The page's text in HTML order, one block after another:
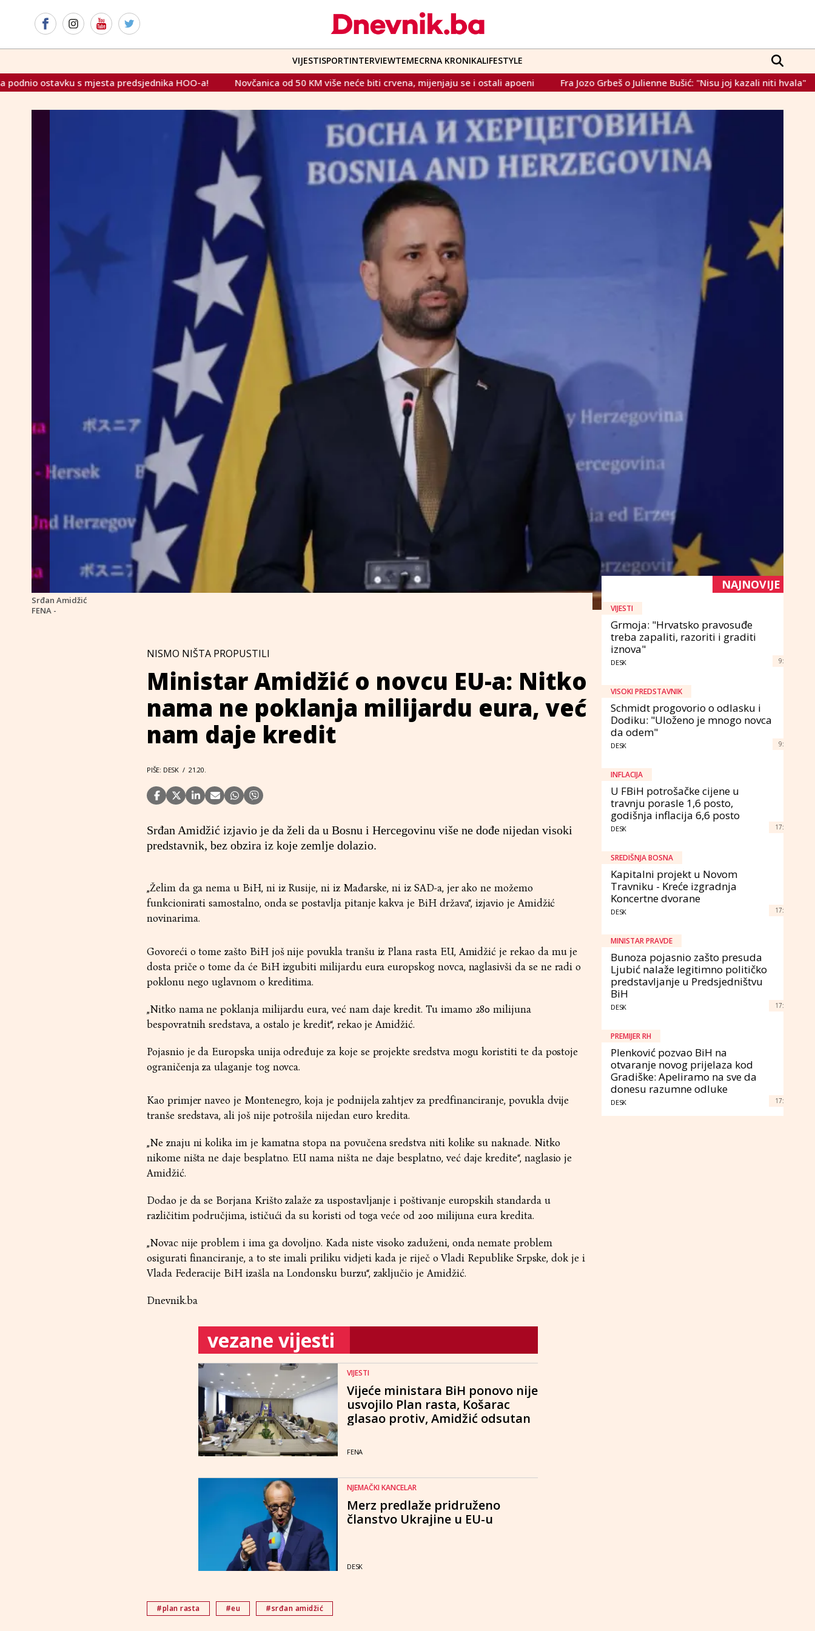
VIJESTISPORTINTERVIEWTEMECRNA KRONIKALIFESTYLE
predsjednika HOO-a! Novčanica od 50 KM više neće biti crvena, mijenjaju se i ostali apoeni Fra Jozo Grbeš o Julienne Bušić: "Nisu joj kazali niti hvala" Čelnici
Srđan Amidžić
FENA -
NISMO NIŠTA PROPUSTILI
Ministar Amidžić o novcu EU-a: Nitko
nama ne poklanja milijardu eura, već
nam daje kredit
PIŠE: DESK / 21.20.
Srđan Amidžić izjavio je da želi da u Bosnu i Hercegovinu više ne dođe nijedan visoki
predstavnik, bez obzira iz koje zemlje dolazio.
„Želim da ga nema u BiH, ni iz Rusije, ni iz Mađarske, ni iz SAD-a, jer ako ne možemo
funkcionirati samostalno, onda se postavlja pitanje kakva je BiH država“, izjavio je Amidžić
novinarima.
Govoreći o tome zašto BiH još nije povukla tranšu iz Plana rasta EU, Amidžić je rekao da mu je
dosta priče o tome da će BiH izgubiti milijardu eura europskog novca, naglasivši da se ne radi o
poklonu nego uglavnom o kreditima.
„Nitko nama ne poklanja milijardu eura, već nam daje kredit. Tu imamo 280 milijuna
bespovratnih sredstava, a ostalo je kredit“, rekao je Amidžić.
Pojasnio je da Europska unija određuje za koje se projekte sredstva mogu koristiti te da postoje
ograničenja za ulaganje tog novca.
Kao primjer naveo je Montenegro, koja je podnijela zahtjev za predfinanciranje, povukla dvije
tranše sredstava, ali još nije potrošila nijedan euro kredita.
„Ne znaju ni kolika im je kamatna stopa na povučena sredstva niti kolike su naknade. Nitko
nikome ništa ne daje besplatno. EU nama ništa ne daje besplatno, već daje kredite“, naglasio je
Amidžić.
Dodao je da se Borjana Krišto zalaže za uspostavljanje i poštivanje europskih standarda u
različitim područjima, ističući da su koristi od toga veće od 200 milijuna eura kredita.
„Novac nije problem i ima ga dovoljno. Kada niste visoko zaduženi, onda nemate problem
osigurati financiranje, a to ste imali priliku vidjeti kada je riječ o Vladi Republike Srpske, dok je i
Vlada Federacije BiH izašla na Londonsku burzu“, zaključio je Amidžić.
Dnevnik.ba
vezane vijesti
VIJESTI
Vijeće ministara BiH ponovo nije
usvojilo Plan rasta, Košarac
glasao protiv, Amidžić odsutan
FENA
NJEMAČKI KANCELAR
Merz predlaže pridruženo
članstvo Ukrajine u EU-u
DESK
#plan rasta #eu #srđan amidžić
NAJNOVIJE
VIJESTI
Grmoja: "Hrvatsko pravosuđe
treba zapaliti, razoriti i graditi
iznova"
DESK 9:
VISOKI PREDSTAVNIK
Schmidt progovorio o odlasku i
Dodiku: "Uloženo je mnogo novca
da odem"
DESK 9:
INFLACIJA
U FBiH potrošačke cijene u
travnju porasle 1,6 posto,
godišnja inflacija 6,6 posto
DESK 17:
SREDIŠNJA BOSNA
Kapitalni projekt u Novom
Travniku - Kreće izgradnja
Koncertne dvorane
DESK 17:
MINISTAR PRAVDE
Bunoza pojasnio zašto presuda
Ljubić nalaže legitimno političko
predstavljanje u Predsjedništvu
BiH
DESK 17:
PREMIJER RH
Plenković pozvao BiH na
otvaranje novog prijelaza kod
Gradiške: Apeliramo na sve da
donesu razumne odluke
DESK 17: